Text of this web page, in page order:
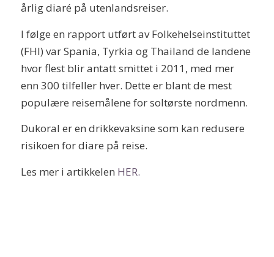
årlig diaré på utenlandsreiser.
I følge en rapport utført av Folkehelseinstituttet
(FHI) var Spania, Tyrkia og Thailand de landene
hvor flest blir antatt smittet i 2011, med mer
enn 300 tilfeller hver. Dette er blant de mest
populære reisemålene for soltørste nordmenn.
Dukoral er en drikkevaksine som kan redusere
risikoen for diare på reise.
Les mer i artikkelen HER.